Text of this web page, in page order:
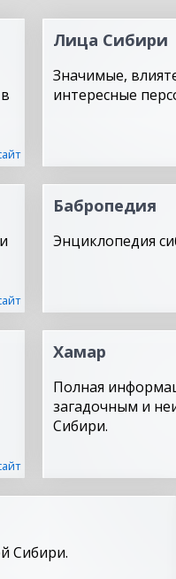
Лица Сибири
Значимые,
интересные
Бабропедия
Энциклопедия
Хамар
Полная
загадочным и
Сибири.
Сибири.